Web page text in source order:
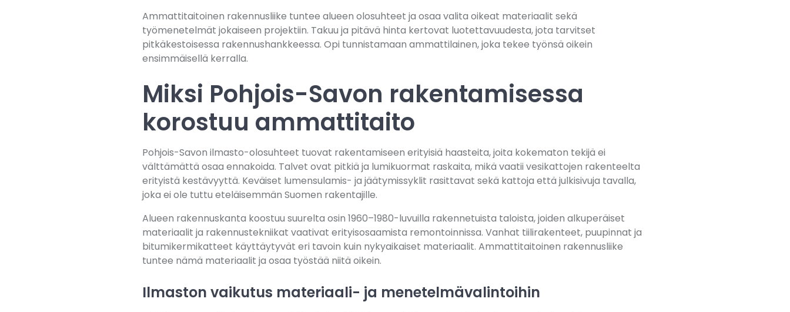
Ammattitaitoinen rakennusliike tuntee alueen olosuhteet ja osaa valita oikeat materiaalit sekä
työmenetelmät jokaiseen projektiin. Takuu ja pitävä hinta kertovat luotettavuudesta, jota tarvitset
pitkäkestoisessa rakennushankkeessa. Opi tunnistamaan ammattilainen, joka tekee työnsä oikein
ensimmäisellä kerralla.
Miksi Pohjois-Savon rakentamisessa
korostuu ammattitaito
Pohjois-Savon ilmasto-olosuhteet tuovat rakentamiseen erityisiä haasteita, joita kokematon tekijä ei
välttämättä osaa ennakoida. Talvet ovat pitkiä ja lumikuormat raskaita, mikä vaatii vesikattojen rakenteelta
erityistä kestävyyttä. Keväiset lumensulamis- ja jäätymissyklit rasittavat sekä kattoja että julkisivuja tavalla,
joka ei ole tuttu eteläisemmän Suomen rakentajille.
Alueen rakennuskanta koostuu suurelta osin 1960–1980-luvuilla rakennetuista taloista, joiden alkuperäiset
materiaalit ja rakennustekniikat vaativat erityisosaamista remontoinnissa. Vanhat tiilirakenteet, puupinnat ja
bitumikermikatteet käyttäytyvät eri tavoin kuin nykyaikaiset materiaalit. Ammattitaitoinen rakennusliike
tuntee nämä materiaalit ja osaa työstää niitä oikein.
Ilmaston vaikutus materiaali- ja menetelmävalintoihin